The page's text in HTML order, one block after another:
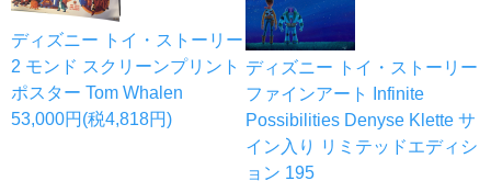
ディズニー トイ・ストーリー
2 モンド スクリーンプリント
ポスター Tom Whalen
53,000円(税4,818円)
ディズニー トイ・ストーリー
ファインアート Infinite
Possibilities Denyse Klette サ
イン入り リミテッドエディシ
ョン 195